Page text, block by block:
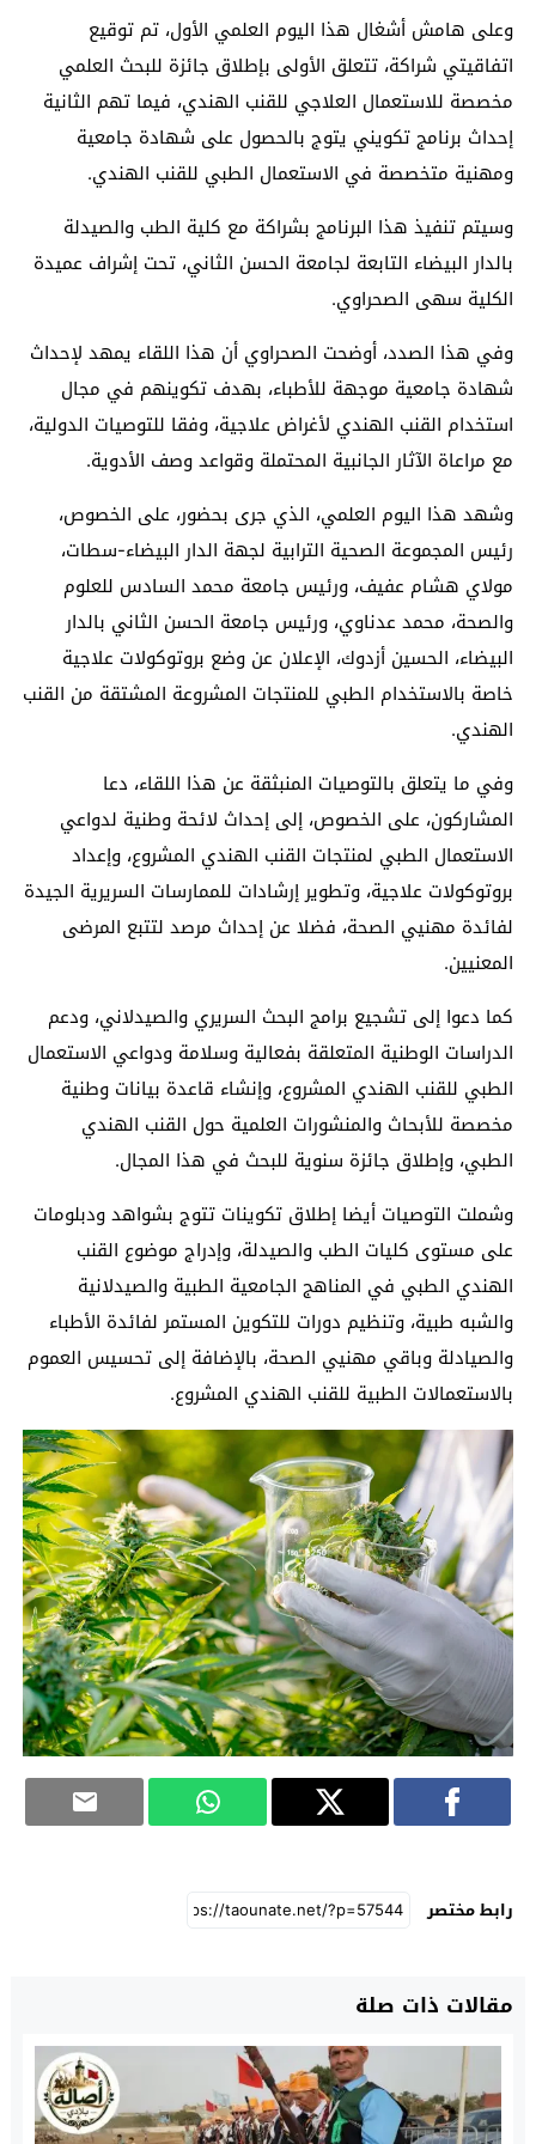
وعلى هامش أشغال هذا اليوم العلمي الأول، تم توقيع
اتفاقيتي شراكة، تتعلق الأولى بإطلاق جائزة للبحث العلمي
مخصصة للاستعمال العلاجي للقنب الهندي، فيما تهم الثانية
إحداث برنامج تكويني يتوج بالحصول على شهادة جامعية
ومهنية متخصصة في الاستعمال الطبي للقنب الهندي.
وسيتم تنفيذ هذا البرنامج بشراكة مع كلية الطب والصيدلة
بالدار البيضاء التابعة لجامعة الحسن الثاني، تحت إشراف عميدة
الكلية سهى الصحراوي.
وفي هذا الصدد، أوضحت الصحراوي أن هذا اللقاء يمهد لإحداث
شهادة جامعية موجهة للأطباء، بهدف تكوينهم في مجال
استخدام القنب الهندي لأغراض علاجية، وفقا للتوصيات الدولية،
مع مراعاة الآثار الجانبية المحتملة وقواعد وصف الأدوية.
وشهد هذا اليوم العلمي، الذي جرى بحضور، على الخصوص،
رئيس المجموعة الصحية الترابية لجهة الدار البيضاء-سطات،
مولاي هشام عفيف، ورئيس جامعة محمد السادس للعلوم
والصحة، محمد عدناوي، ورئيس جامعة الحسن الثاني بالدار
البيضاء، الحسين أزدوك، الإعلان عن وضع بروتوكولات علاجية
خاصة بالاستخدام الطبي للمنتجات المشروعة المشتقة من القنب
الهندي.
وفي ما يتعلق بالتوصيات المنبثقة عن هذا اللقاء، دعا
المشاركون، على الخصوص، إلى إحداث لائحة وطنية لدواعي
الاستعمال الطبي لمنتجات القنب الهندي المشروع، وإعداد
بروتوكولات علاجية، وتطوير إرشادات للممارسات السريرية الجيدة
لفائدة مهنيي الصحة، فضلا عن إحداث مرصد لتتبع المرضى
المعنيين.
كما دعوا إلى تشجيع برامج البحث السريري والصيدلاني، ودعم
الدراسات الوطنية المتعلقة بفعالية وسلامة ودواعي الاستعمال
الطبي للقنب الهندي المشروع، وإنشاء قاعدة بيانات وطنية
مخصصة للأبحاث والمنشورات العلمية حول القنب الهندي
الطبي، وإطلاق جائزة سنوية للبحث في هذا المجال.
وشملت التوصيات أيضا إطلاق تكوينات تتوج بشواهد ودبلومات
على مستوى كليات الطب والصيدلة، وإدراج موضوع القنب
الهندي الطبي في المناهج الجامعية الطبية والصيدلانية
والشبه طبية، وتنظيم دورات للتكوين المستمر لفائدة الأطباء
والصيادلة وباقي مهنيي الصحة، بالإضافة إلى تحسيس العموم
بالاستعمالات الطبية للقنب الهندي المشروع.
رابط مختصر
مقالات ذات صلة